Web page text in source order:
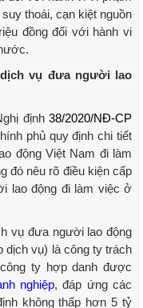
thoái, cạn kiệt nguồn
đồng đối với hành vi
vụ đưa người lao
định38/2020/NĐ-CP
phủ quy định chi tiết
động Việt Nam đi làm
đó nêu rõ điều kiện cấp
lao động đi làm việc ở
vụ đưa người lao động
dịch vụ) là công ty trách
ty hợp danh được
nghiệp, đáp ứng các
không thấp hơn 5 tỷ